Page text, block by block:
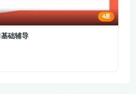
激素调节的特点、血糖调节、水
节以及免疫细胞和免疫活性物质
4星
础辅导